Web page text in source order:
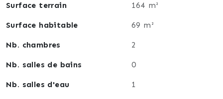
Surface terrain 164 m²
Surface habitable 69 m²
Nb. chambres 2
Nb. salles de bains 0
Nb. salles d'eau 1